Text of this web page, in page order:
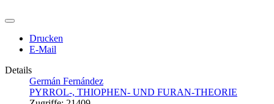
Drucken
E-Mail
Details
Germán Fernández
PYRROL-, THIOPHEN- UND FURAN-THEORIE